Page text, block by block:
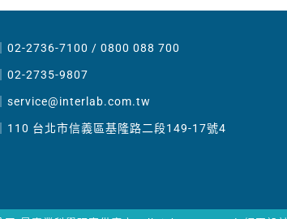
02-2736-7100 / 0800 088 700
02-2735-9807
service@interlab.com.tw
110 台北市信義區基隆路二段149-17號4